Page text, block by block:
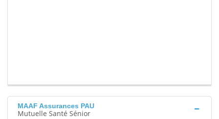
MAAF Assurances PAU
Mutuelle Santé Sénior